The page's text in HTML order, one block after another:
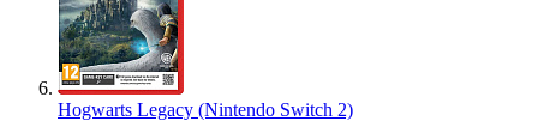
Hogwarts Legacy (Nintendo Switch 2)